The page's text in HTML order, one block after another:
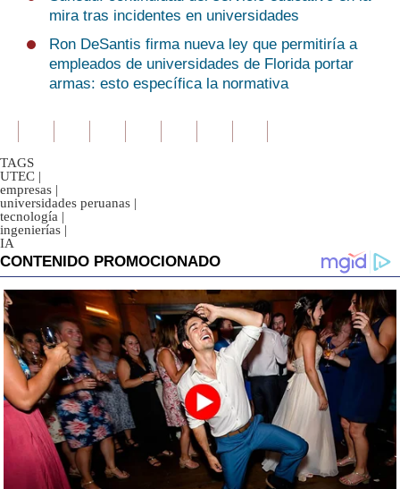
mira tras incidentes en universidades
Ron DeSantis firma nueva ley que permitiría a
empleados de universidades de Florida portar
armas: esto específica la normativa
TAGS
UTEC |
empresas |
universidades peruanas |
tecnología |
ingenierías |
IA